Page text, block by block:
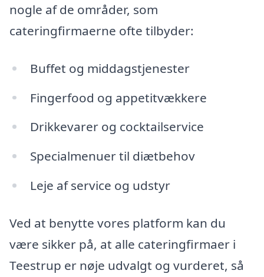
nogle af de områder, som
cateringfirmaerne ofte tilbyder:
Buffet og middagstjenester
Fingerfood og appetitvækkere
Drikkevarer og cocktailservice
Specialmenuer til diætbehov
Leje af service og udstyr
Ved at benytte vores platform kan du
være sikker på, at alle cateringfirmaer i
Teestrup er nøje udvalgt og vurderet, så